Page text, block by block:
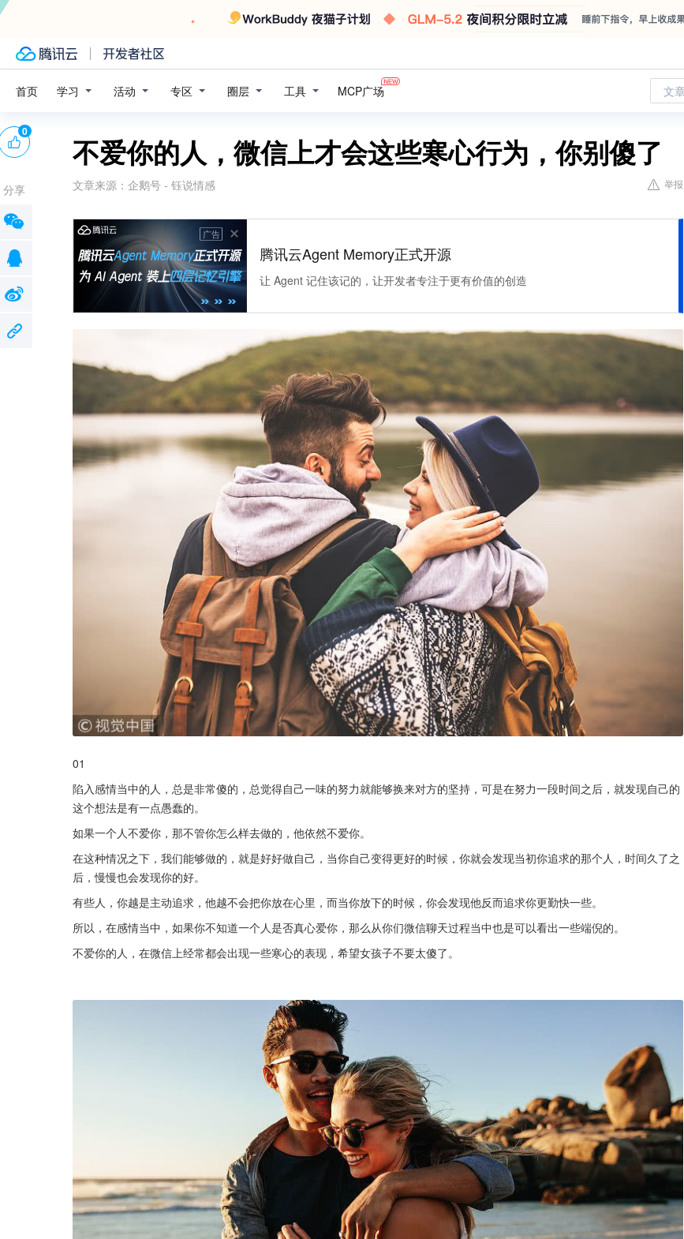
首页 学习 活动 专区 圈层 工具 MCP广场 文
不爱你的人，微信上才会这些寒心行为，你别傻了
文章来源： 企鹅号 - 钰说情感 举报
广告
腾讯云Agent Memory正式开源
让 Agent 记住该记的，让开发者专注于更有价值的创造
01
陷入感情当中的人，总是非常傻的，总觉得自己一味的努力就能够换来对方的坚持，可是在努力一段时间之后，就发现自己的
这个想法是有一点愚蠢的。
如果一个人不爱你，那不管你怎么样去做的，他依然不爱你。
在这种情况之下，我们能够做的，就是好好做自己，当你自己变得更好的时候，你就会发现当初你追求的那个人，时间久了之
后，慢慢也会发现你的好。
有些人，你越是主动追求，他越不会把你放在心里，而当你放下的时候，你会发现他反而追求你更勤快一些。
所以，在感情当中，如果你不知道一个人是否真心爱你，那么从你们微信聊天过程当中也是可以看出一些端倪的。
不爱你的人，在微信上经常都会出现一些寒心的表现，希望女孩子不要太傻了。
0
分享